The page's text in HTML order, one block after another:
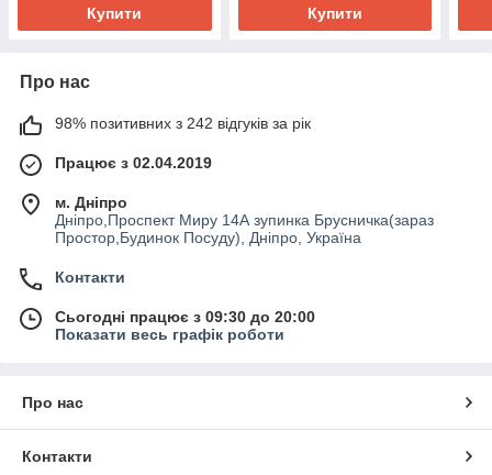
Купити Купити
Про нас
98% позитивних з 242 відгуків за рік
Працює з 02.04.2019
м. Дніпро
Дніпро,Проспект Миру 14А зупинка Брусничка(зараз
Простор,Будинок Посуду), Дніпро, Україна
Контакти
Сьогодні працює з 09:30 до 20:00
Показати весь графік роботи
Про нас
Контакти